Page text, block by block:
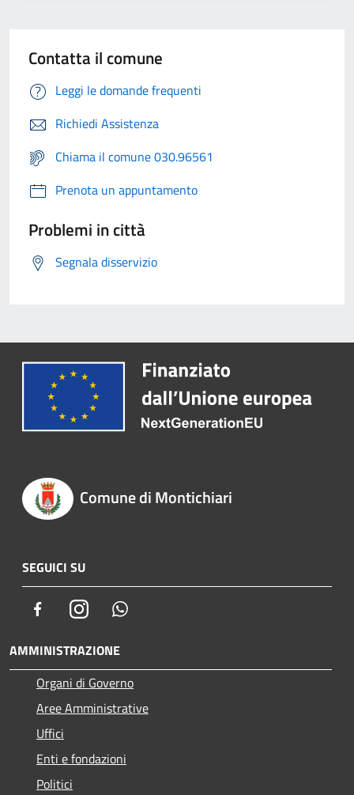
Contatta il comune
Leggi le domande frequenti
Richiedi Assistenza
Chiama il comune 030.96561
Prenota un appuntamento
Problemi in città
Segnala disservizio
Comune di Montichiari
SEGUICI SU
FacebookInstagram
AMMINISTRAZIONE
Organi di Governo
Aree Amministrative
Uffici
Enti e fondazioni
Politici